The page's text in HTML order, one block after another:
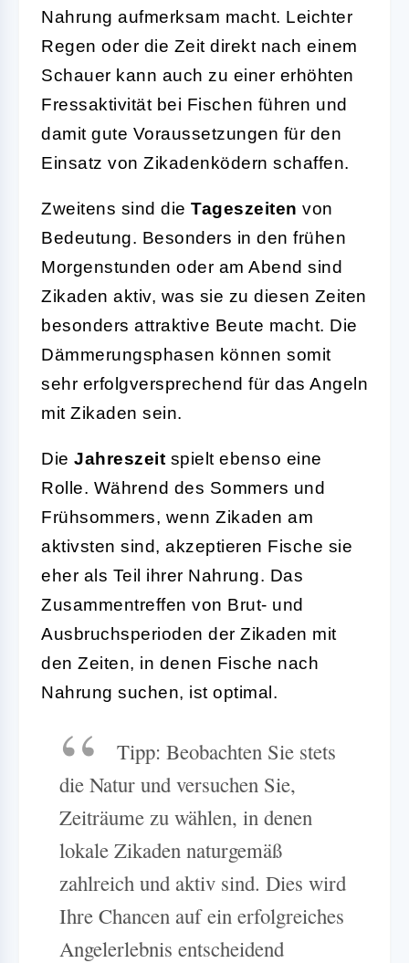
Nahrung aufmerksam macht. Leichter
Regen oder die Zeit direkt nach einem
Schauer kann auch zu einer erhöhten
Fressaktivität bei Fischen führen und
damit gute Voraussetzungen für den
Einsatz von Zikadenködern schaffen.
Zweitens sind die Tageszeiten von
Bedeutung. Besonders in den frühen
Morgenstunden oder am Abend sind
Zikaden aktiv, was sie zu diesen Zeiten
besonders attraktive Beute macht. Die
Dämmerungsphasen können somit
sehr erfolgversprechend für das Angeln
mit Zikaden sein.
Die Jahreszeit spielt ebenso eine
Rolle. Während des Sommers und
Frühsommers, wenn Zikaden am
aktivsten sind, akzeptieren Fische sie
eher als Teil ihrer Nahrung. Das
Zusammentreffen von Brut- und
Ausbruchsperioden der Zikaden mit
den Zeiten, in denen Fische nach
Nahrung suchen, ist optimal.
Tipp: Beobachten Sie stets
die Natur und versuchen Sie,
Zeiträume zu wählen, in denen
lokale Zikaden naturgemäß
zahlreich und aktiv sind. Dies wird
Ihre Chancen auf ein erfolgreiches
Angelerlebnis entscheidend